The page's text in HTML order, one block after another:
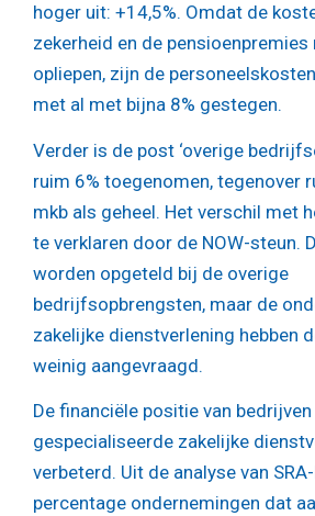
hoger uit: +14,5%. Omdat de
zekerheid en de
opliepen, zijn de
met al met bijna 8% gestegen.
Verder is de post ‘overige
ruim 6% toegenomen, tegenover
mkb als geheel. Het verschil met
te verklaren door de NOW-steun.
worden opgeteld bij de overige
bedrijfsopbrengsten, maar de
zakelijke dienstverlening hebben
weinig aangevraagd.
De financiële positie van
gespecialiseerde zakelijke
verbeterd. Uit de analyse van
percentage ondernemingen dat